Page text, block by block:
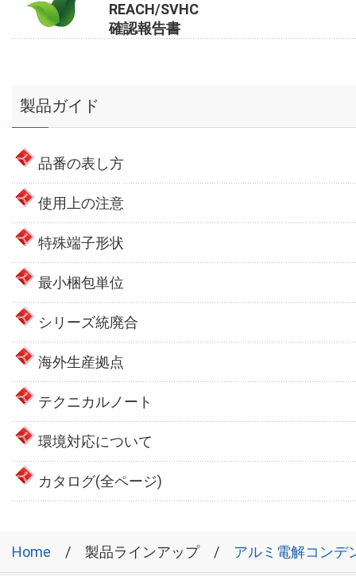
REACH/SVHC
確認報告書
製品ガイド
品番の表し方
使用上の注意
特殊端子形状
最小梱包単位
シリーズ統廃合
海外生産拠点
テクニカルノート
環境対応について
カタログ(全ページ)
Home 製品ラインアップ アルミ電解コンデ